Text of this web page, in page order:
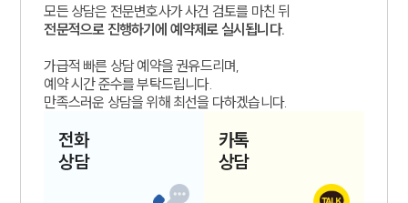
모든 상담은 전문변호사가 사건 검토를 마친 뒤
전문적으로 진행하기에 예약제로 실시됩니다.
가급적 빠른 상담 예약을 권유드리며,
예약 시간 준수를 부탁드립니다.
만족스러운 상담을 위해 최선을 다하겠습니다.
전화
상담
카톡
상담